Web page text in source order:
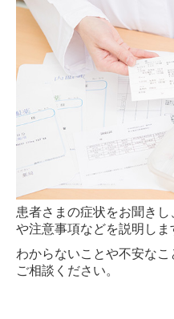
患者さまの症状をお聞き
や注意事項などを説明しま
わからないことや不安な
ご相談ください。